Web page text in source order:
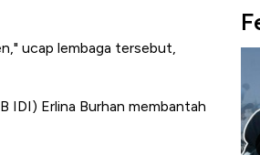
ucap lembaga tersebut,
IDI) Erlina Burhan membantah